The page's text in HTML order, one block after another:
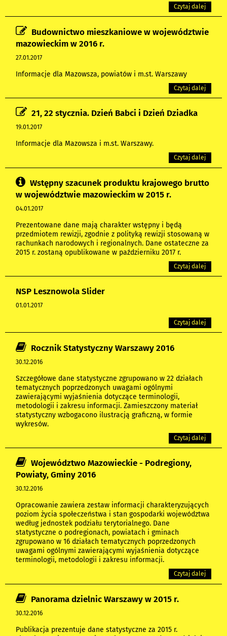
Czytaj dalej
Budownictwo mieszkaniowe w województwie
mazowieckim w 2016 r.
27.01.2017
Informacje dla Mazowsza, powiatów i m.st. Warszawy
Czytaj dalej
21, 22 stycznia. Dzień Babci i Dzień Dziadka
19.01.2017
Informacje dla Mazowsza i m.st. Warszawy.
Czytaj dalej
Wstępny szacunek produktu krajowego brutto
w województwie mazowieckim w 2015 r.
04.01.2017
Prezentowane dane mają charakter wstępny i będą
przedmiotem rewizji, zgodnie z polityką rewizji stosowaną w
rachunkach narodowych i regionalnych. Dane ostateczne za
2015 r. zostaną opublikowane w październiku 2017 r.
Czytaj dalej
NSP Lesznowola Slider
01.01.2017
Czytaj dalej
Rocznik Statystyczny Warszawy 2016
30.12.2016
Szczegółowe dane statystyczne zgrupowano w 22 działach
tematycznych poprzedzonych uwagami ogólnymi
zawierającymi wyjaśnienia dotyczące terminologii,
metodologii i zakresu informacji. Zamieszczony materiał
statystyczny wzbogacono ilustracją graficzną, w formie
wykresów.
Czytaj dalej
Województwo Mazowieckie - Podregiony,
Powiaty, Gminy 2016
30.12.2016
Opracowanie zawiera zestaw informacji charakteryzujących
poziom życia społeczeństwa i stan gospodarki województwa
według jednostek podziału terytorialnego. Dane
statystyczne o podregionach, powiatach i gminach
zgrupowano w 16 działach tematycznych poprzedzonych
uwagami ogólnymi zawierającymi wyjaśnienia dotyczące
terminologii, metodologii i zakresu informacji.
Czytaj dalej
Panorama dzielnic Warszawy w 2015 r.
30.12.2016
Publikacja prezentuje dane statystyczne za 2015 r.